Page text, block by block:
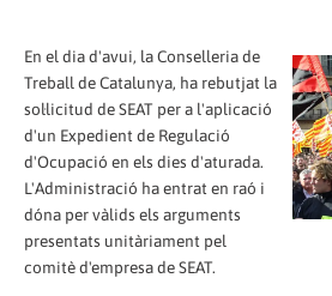
En el dia d'avui, la Conselleria de
Treball de Catalunya, ha rebutjat la
sol·licitud de SEAT per a l'aplicació
d'un Expedient de Regulació
d'Ocupació en els dies d'aturada.
L'Administració ha entrat en raó i
dóna per vàlids els arguments
presentats unitàriament pel
comitè d'empresa de SEAT.